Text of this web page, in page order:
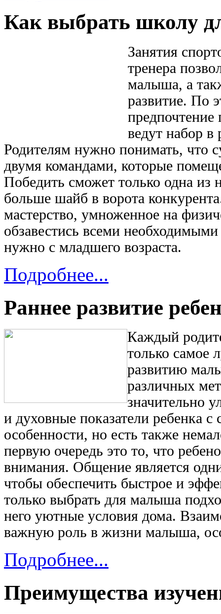
Как выбрать школу
Занятия
тренера
малыша, а
развитие. По
ведут набор в
Родителям нужно понимать, что
двумя командами, которые
Победить сможет только одна из
больше шайб в ворота
мастерство, умноженное на
обзавестись всеми
нужно с младшего возраста.
Подробнее...
Раннее развитие
Каждый
только самое
развитию
различных
значительно
и духовные показатели ребенка
особенности, но есть также
первую очередь это то, что
внимания. Общение является
чтобы обеспечить быстрое и
только выбрать для малыша
него уютные условия дома.
важную роль в жизни малыша,
Подробнее...
Преимущества